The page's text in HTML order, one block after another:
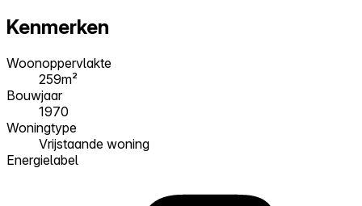
Kenmerken
Woonoppervlakte
259m²
Bouwjaar
1970
Woningtype
Vrijstaande woning
Energielabel